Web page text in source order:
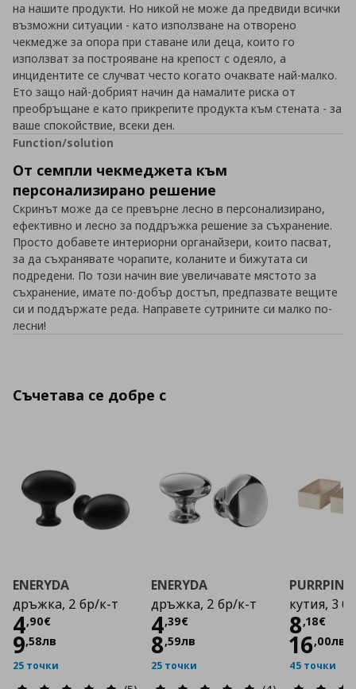
на нашите продукти. Но никой не може да предвиди всички
възможни ситуации - като използване на отворено
чекмедже за опора при ставане или деца, които го
използват за построяване на крепост с одеяло, а
инцидентите се случват често когато очаквате най-малко.
Ето защо най-добрият начин да намалите риска от
преобръщане е като прикрепите продукта към стената - за
ваше спокойствие, всеки ден.
Function/solution
От семпли чекмеджета към
персонализирано решение
Скринът може да се превърне лесно в персонализирано,
ефективно и лесно за поддръжка решение за съхранение.
Просто добавете интериорни органайзери, които пасват,
за да съхранявате чорапите, коланите и бижутата си
подредени. По този начин вие увеличавате мястото за
съхранение, имате по-добър достъп, предпазвате вещите
си и поддържате реда. Направете сутрините си малко по-
лесни!
Съчетава се добре с
ENERYDA
дръжка, 2 бр/к-т
4,90€
Цена
9,58лв
25 точки
ENERYDA
дръжка, 2 бр/к-т
4,39€
Цена
8,59лв
25 точки
кутия, 3
8,18€
Цена
16,00лв
45 точки